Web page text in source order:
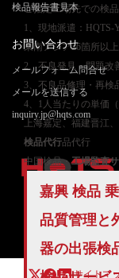
ご指定工場先での検品
1、現地派遣：HQTS-
東南アジア26箇所以上
2、不良発見・問題改
3、不良品修理・再検
4、1人当たりの単価（
上海嘉定、福建晋江
検品代行品代行
中国検品・工場監査
嘉興 検品
品質管理 と
器の出張検
検品報告書見本
お問い合わせ
メールフォーム問合せ
メールを送信する
inquiry.jp@hqts.com
お電話でのお問
050-5840-
サイトマ